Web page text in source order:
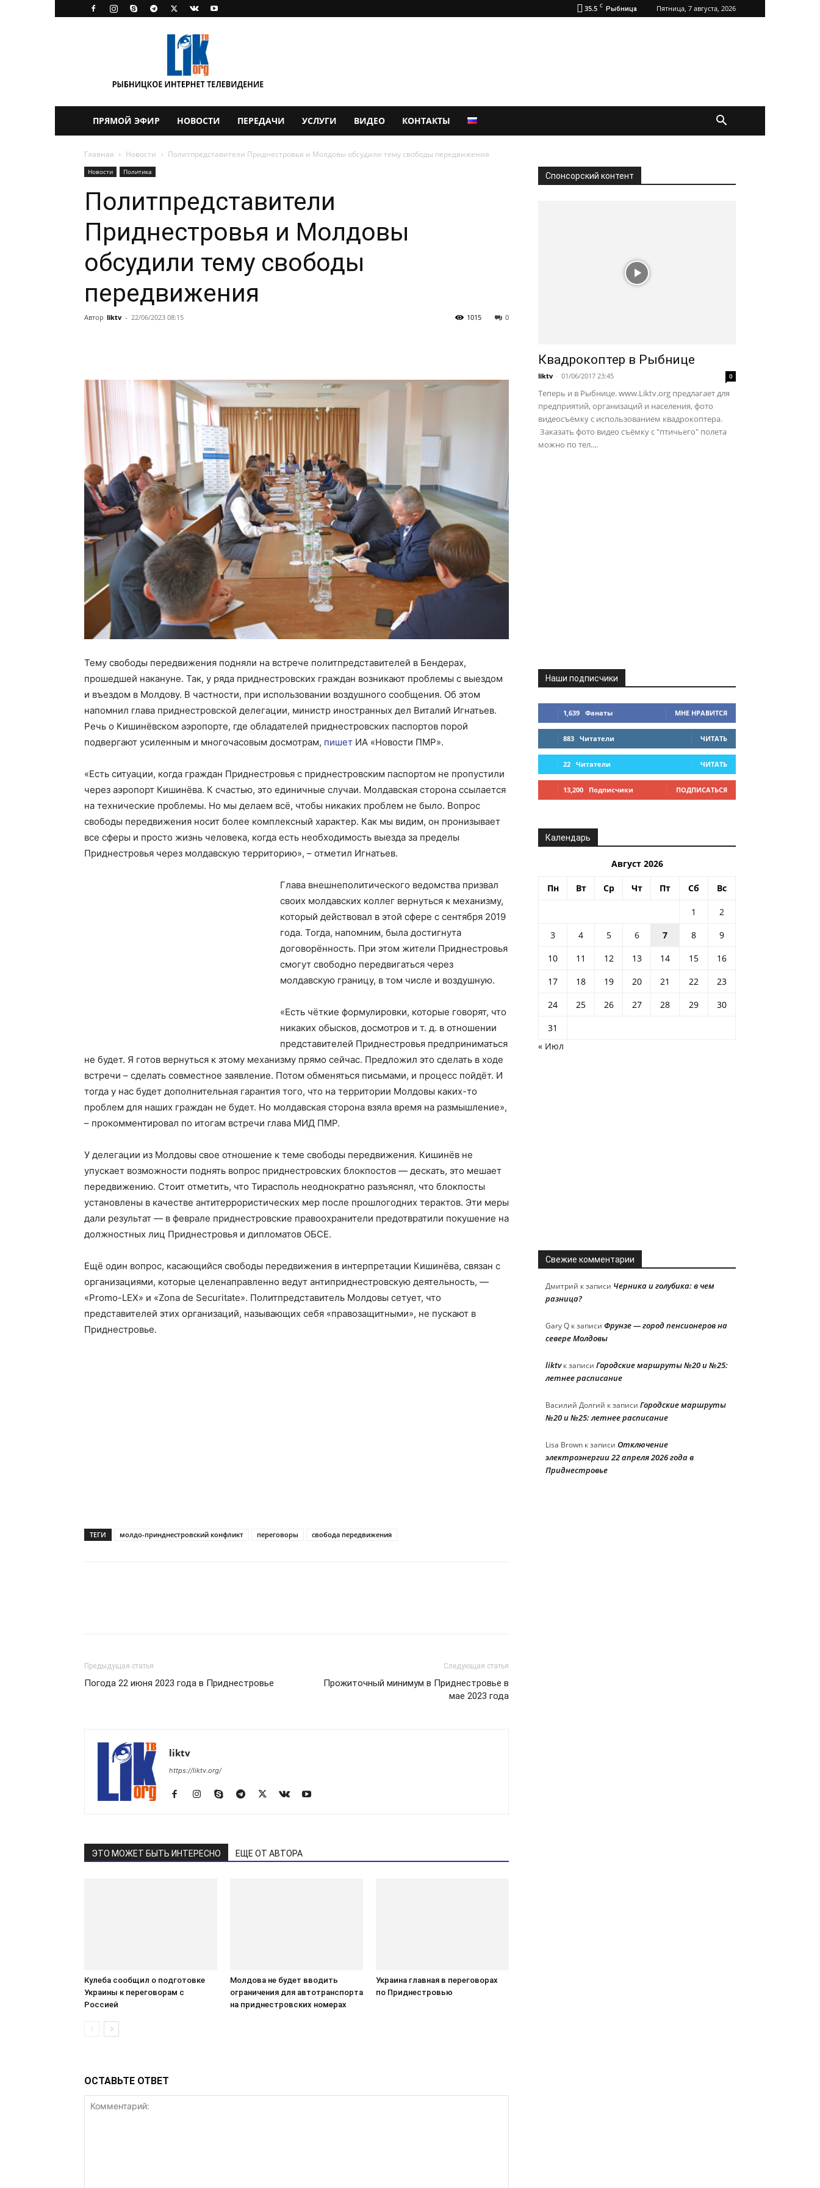
35.5 C Рыбница Пятница, 7 августа, 2026
ПРЯМОЙ ЭФИР НОВОСТИ ПЕРЕДАЧИ УСЛУГИ ВИДЕО КОНТАКТЫ
Главная Новости Политпредставители Приднестровья и Молдовы обсудили тему свободы передвижения
Новости Политика
Политпредставители
Приднестровья и Молдовы
обсудили тему свободы
передвижения
Автор liktv - 22/06/2023 08:15 0
1015
Тему свободы передвижения подняли на встрече политпредставителей в Бендерах,
прошедшей накануне. Так, у ряда приднестровских граждан возникают проблемы с выездом
и въездом в Молдову. В частности, при использовании воздушного сообщения. Об этом
напомнил глава приднестровской делегации, министр иностранных дел Виталий Игнатьев.
Речь о Кишинёвском аэропорте, где обладателей приднестровских паспортов порой
подвергают усиленным и многочасовым досмотрам, пишет ИА «Новости ПМР».
«Есть ситуации, когда граждан Приднестровья с приднестровским паспортом не пропустили
через аэропорт Кишинёва. К счастью, это единичные случаи. Молдавская сторона ссылается
на технические проблемы. Но мы делаем всё, чтобы никаких проблем не было. Вопрос
свободы передвижения носит более комплексный характер. Как мы видим, он пронизывает
все сферы и просто жизнь человека, когда есть необходимость выезда за пределы
Приднестровья через молдавскую территорию», – отметил Игнатьев.
Глава внешнеполитического ведомства призвал
своих молдавских коллег вернуться к механизму,
который действовал в этой сфере с сентября 2019
года. Тогда, напомним, была достигнута
договорённость. При этом жители Приднестровья
смогут свободно передвигаться через
молдавскую границу, в том числе и воздушную.
«Есть чёткие формулировки, которые говорят, что
никаких обысков, досмотров и т. д. в отношении
представителей Приднестровья предприниматься
не будет. Я готов вернуться к этому механизму прямо сейчас. Предложил это сделать в ходе
встречи – сделать совместное заявление. Потом обменяться письмами, и процесс пойдёт. И
тогда у нас будет дополнительная гарантия того, что на территории Молдовы каких-то
проблем для наших граждан не будет. Но молдавская сторона взяла время на размышление»,
– прокомментировал по итогам встречи глава МИД ПМР.
У делегации из Молдовы свое отношение к теме свободы передвижения. Кишинёв не
упускает возможности поднять вопрос приднестровских блокпостов — дескать, это мешает
передвижению. Стоит отметить, что Тирасполь неоднократно разъяснял, что блокпосты
установлены в качестве антитеррористических мер после прошлогодних терактов. Эти меры
дали результат — в феврале приднестровские правоохранители предотвратили покушение на
должностных лиц Приднестровья и дипломатов ОБСЕ.
Ещё один вопрос, касающийся свободы передвижения в интерпретации Кишинёва, связан с
организациями, которые целенаправленно ведут антиприднестровскую деятельность, —
«Promo-LEX» и «Zona de Securitate». Политпредставитель Молдовы сетует, что
представителей этих организаций, называющих себя «правозащитными», не пускают в
Приднестровье.
ТЕГИ молдо-принднестровский конфликт переговоры свобода передвижения
Предыдущая статья
Погода 22 июня 2023 года в Приднестровье
Следующая статья
Прожиточный минимум в Приднестровье в
мае 2023 года
liktv
https://liktv.org/
ЭТО МОЖЕТ БЫТЬ ИНТЕРЕСНО ЕЩЕ ОТ АВТОРА
Кулеба сообщил о подготовке
Украины к переговорам с
Россией
Молдова не будет вводить
ограничения для автотранспорта
на приднестровских номерах
Украина главная в переговорах
по Приднестровью
ОСТАВЬТЕ ОТВЕТ
Спонсорский контент
Квадрокоптер в Рыбнице
liktv - 01/06/2017 23:45 0
Теперь и в Рыбнице. www.Liktv.org предлагает для
предприятий, организаций и населения, фото
видеосъёмку с использованием квадрокоптера.
Заказать фото видео съёмку с "птичьего" полета
можно по тел....
Наши подписчики
1,639 Фанаты МНЕ НРАВИТСЯ
883 Читатели ЧИТАТЬ
22 Читатели ЧИТАТЬ
13,200 Подписчики ПОДПИСАТЬСЯ
Календарь
Август 2026
Пн Вт Ср Чт Пт Сб Вс
1
2
3
4 5 6 7 8
9
10
11 12 13 14 15
16
17
18 19 20 21 22
23
24
25 26 27 28 29
30
31
« Июл
Свежие комментарии
Дмитрий к записи Черника и голубика: в чем
разница?
Gary Q к записи Фрунзе — город пенсионеров на
севере Молдовы
liktvк записи Городские маршруты №20 и №25:
летнее расписание
Василий Долгий к записи Городские маршруты
№20 и №25: летнее расписание
Lisa Brown к записи Отключение
электроэнергии 22 апреля 2026 года в
Приднестровье